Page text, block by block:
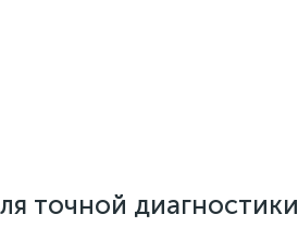
точной диагностики